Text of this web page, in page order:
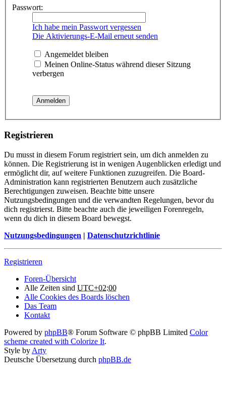
Passwort:
Ich habe mein Passwort vergessen
Die Aktivierungs-E-Mail erneut senden
Angemeldet bleiben
Meinen Online-Status während dieser Sitzung
verbergen
Registrieren
Du musst in diesem Forum registriert sein, um dich anmelden zu
können. Die Registrierung ist in wenigen Augenblicken erledigt und
ermöglicht dir, auf weitere Funktionen zuzugreifen. Die Board-
Administration kann registrierten Benutzern auch zusätzliche
Berechtigungen zuweisen. Beachte bitte unsere
Nutzungsbedingungen und die verwandten Regelungen, bevor du
dich registrierst. Bitte beachte auch die jeweiligen Forenregeln,
wenn du dich in diesem Board bewegst.
Nutzungsbedingungen | Datenschutzrichtlinie
Registrieren
Foren-Übersicht
Alle Zeiten sind UTC+02:00
Alle Cookies des Boards löschen
Das Team
Kontakt
Powered by phpBB® Forum Software © phpBB Limited Color
scheme created with Colorize It.
Style by Arty
Deutsche Übersetzung durch phpBB.de